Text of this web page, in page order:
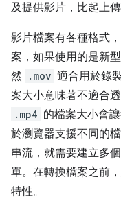
及提供影片，比起上
影片檔案有各種格式
案，如果使用的是新
然
.mov 適合用於錄
案大小意味著不適合
.mp4 的檔案大小會
於瀏覽器支援不同的
串流，就需要建立多
單。在轉換檔案之前
特性。